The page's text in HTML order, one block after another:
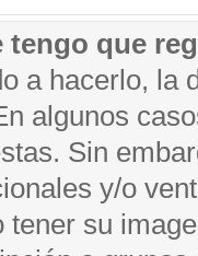
tengo que
a hacerlo, la
algunos
Sin
y/o
tener su